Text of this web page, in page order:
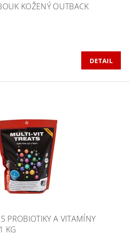
KOŽENÝ OUTBACK
DETAIL
PROBIOTIKY A VITAMÍNY
KG